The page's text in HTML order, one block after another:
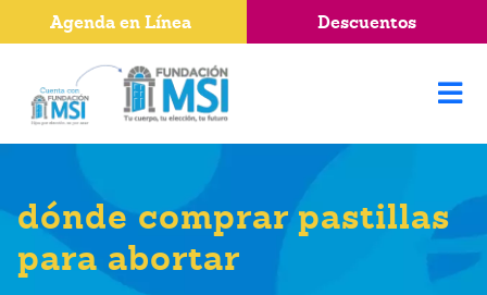
dónde comprar pastillas
para abortar
Agenda en Línea Descuentos